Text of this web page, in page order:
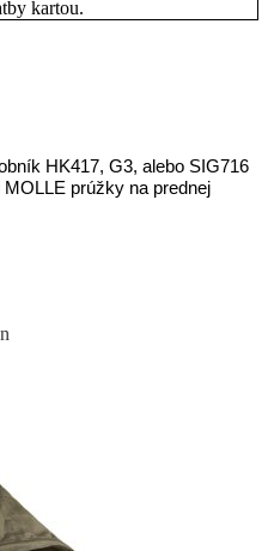
kartou.
HK417, G3, alebo SIG716
prúžky na prednej